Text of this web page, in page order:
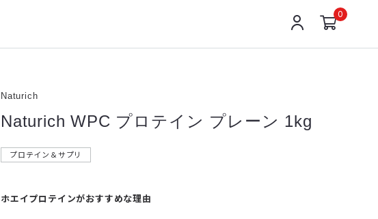
0
Naturich
Naturich WPC プロテイン プレーン 1kg
プロテイン＆サプリ
ホエイプロテインがおすすめな理由